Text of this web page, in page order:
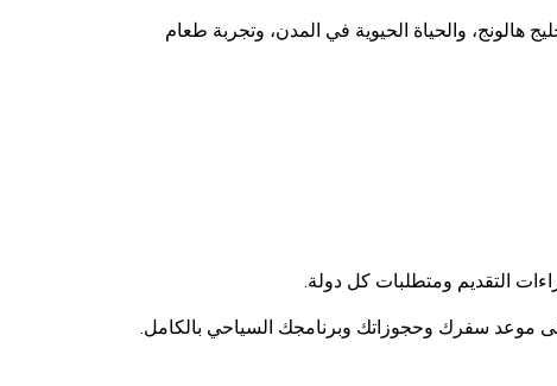
والحياة الحيوية في المدن، وتجربة طعام
التقديم ومتطلبات كل دولة.
على موعد سفرك وحجوزاتك وبرنامجك السياحي بالكامل.